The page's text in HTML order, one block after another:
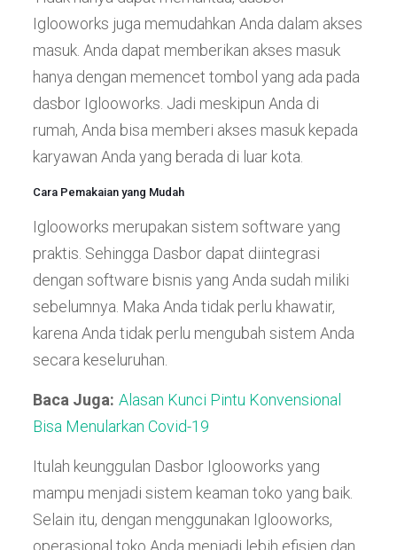
Iglooworks juga memudahkan Anda dalam akses
masuk. Anda dapat memberikan akses masuk
hanya dengan memencet tombol yang ada pada
dasbor Iglooworks. Jadi meskipun Anda di
rumah, Anda bisa memberi akses masuk kepada
karyawan Anda yang berada di luar kota.
Cara Pemakaian yang Mudah
Iglooworks merupakan sistem software yang
praktis. Sehingga Dasbor dapat diintegrasi
dengan software bisnis yang Anda sudah miliki
sebelumnya. Maka Anda tidak perlu khawatir,
karena Anda tidak perlu mengubah sistem Anda
secara keseluruhan.
Baca Juga: Alasan Kunci Pintu Konvensional
Bisa Menularkan Covid-19
Itulah keunggulan Dasbor Iglooworks yang
mampu menjadi sistem keaman toko yang baik.
Selain itu, dengan menggunakan Iglooworks,
operasional toko Anda menjadi lebih efisien dan